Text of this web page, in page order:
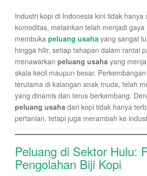
Industri kopi di Indonesia kini tidak hanya
komoditas, melainkan telah menjadi gaya
membuka peluang usaha yang sangat
hingga hilir, setiap tahapan dalam rantai
menawarkan peluang usaha yang
skala kecil maupun besar.
terutama di kalangan anak muda, telah
yang dinamis dan terus berkembang.
peluang usaha dari kopi tidak hanya
pertanian, tetapi juga merambah ke
Peluang di Sektor Hulu:
Pengolahan Biji Kopi